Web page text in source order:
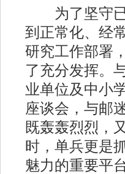
为了坚守已
到正常化、经
研究工作部署
了充分发挥。
业单位及中小
座谈会，与邮
既轰轰烈烈，
时，单兵更是
魅力的重要平